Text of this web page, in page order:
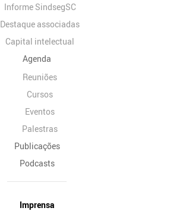
Informe SindsegSC
Destaque associadas
Capital intelectual
Agenda
Reuniões
Cursos
Eventos
Palestras
Publicações
Podcasts
Imprensa